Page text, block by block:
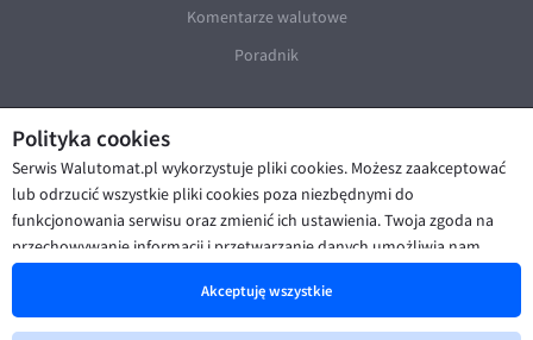
Polityka cookies
Serwis Walutomat.pl wykorzystuje pliki cookies. Możesz zaakceptować
lub odrzucić wszystkie pliki cookies poza niezbędnymi do
funkcjonowania serwisu oraz zmienić ich ustawienia. Twoja zgoda na
przechowywanie informacji i przetwarzanie danych umożliwia nam
poprawę funkcjonalności strony oraz prezentowanie Ci
spersonalizowanych treści i reklam. Więcej informacji znajdziesz w naszej
Akceptuję wszystkie
Komentarze walutowe
Poradnik
© Walutomat 2026 | Regulaminy
|
Polityka prywatności i cookies | Deklaracja dostępności